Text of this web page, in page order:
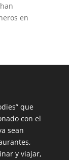
en
que
con el
sean
y viajar,